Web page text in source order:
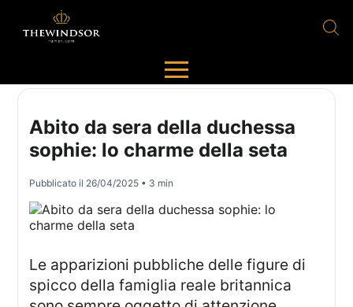
Abito da sera della duchessa
sophie: lo charme della seta
Pubblicato il 26/04/2025 • 3 min
Le apparizioni pubbliche delle figure di
spicco della famiglia reale britannica